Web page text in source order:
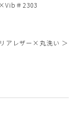
＃2303
アレザー×丸洗い ＞